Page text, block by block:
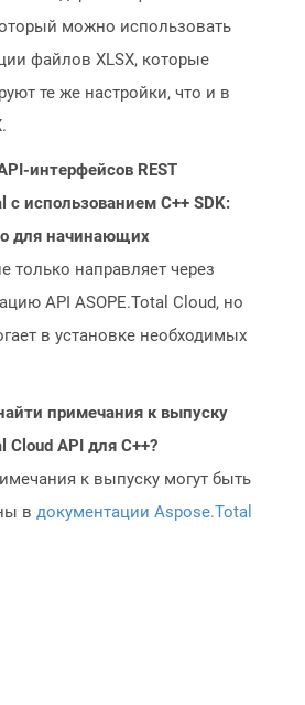
можно использовать
файлов XLSX, которые
те же настройки, что и в
интерфейсов REST
с использованием C++ SDK:
для начинающих
только направляет через
API ASOPE.Total Cloud, но
в установке необходимых
примечания к выпуску
Cloud API для C++?
к выпуску могут быть
в документации Aspose.Total